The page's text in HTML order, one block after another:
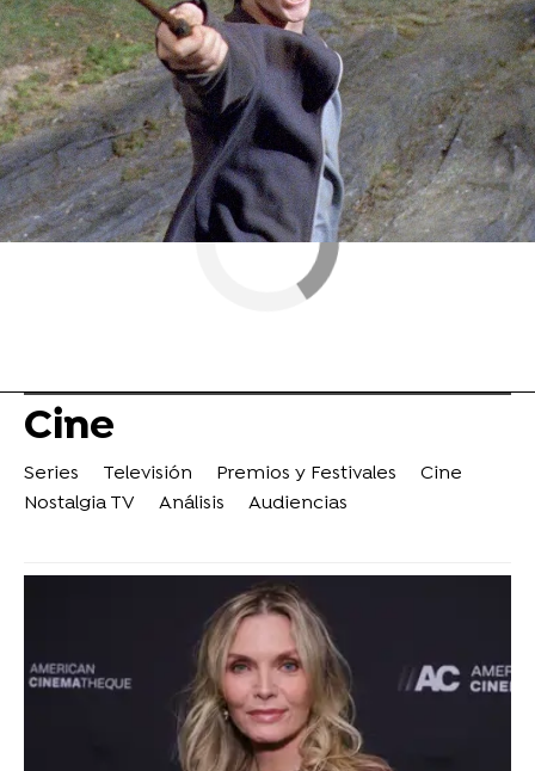
ObjetivoTV » Cine
Cine
Series Televisión Premios y Festivales
Cine
Nostalgia TV
Análisis Audiencias